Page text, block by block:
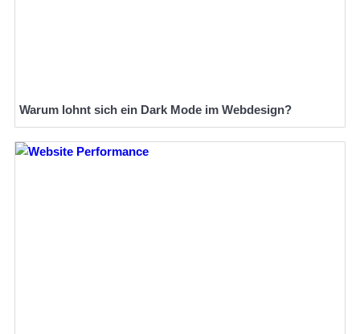
Warum lohnt sich ein Dark Mode im Webdesign?